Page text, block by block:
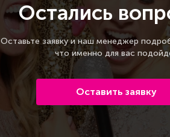
Остались
Оставьте заявку и наш менеджер
что именно для вас
Оставить заявку